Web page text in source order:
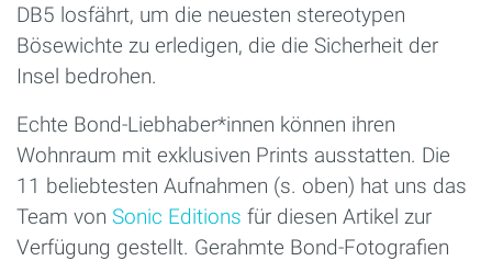
DB5 losfährt, um die neuesten stereotypen
Bösewichte zu erledigen, die die Sicherheit der
Insel bedrohen.
Echte Bond-Liebhaber*innen können ihren
Wohnraum mit exklusiven Prints ausstatten. Die
11 beliebtesten Aufnahmen (s. oben) hat uns das
Team von Sonic Editions für diesen Artikel zur
Verfügung gestellt. Gerahmte Bond-Fotografien